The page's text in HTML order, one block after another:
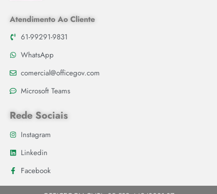
Atendimento Ao Cliente
61-99291-9831
WhatsApp
comercial@officegov.com
Microsoft Teams
Rede Sociais
Instagram
Linkedin
Facebook